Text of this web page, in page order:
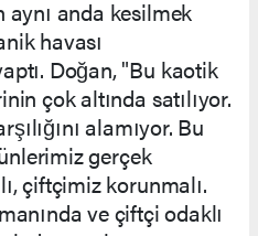
anda kesilmek
havası
Doğan, "Bu kaotik
çok altında satılıyor.
alamıyor. Bu
gerçek
çiftçimiz korunmalı.
ve çiftçi odaklı